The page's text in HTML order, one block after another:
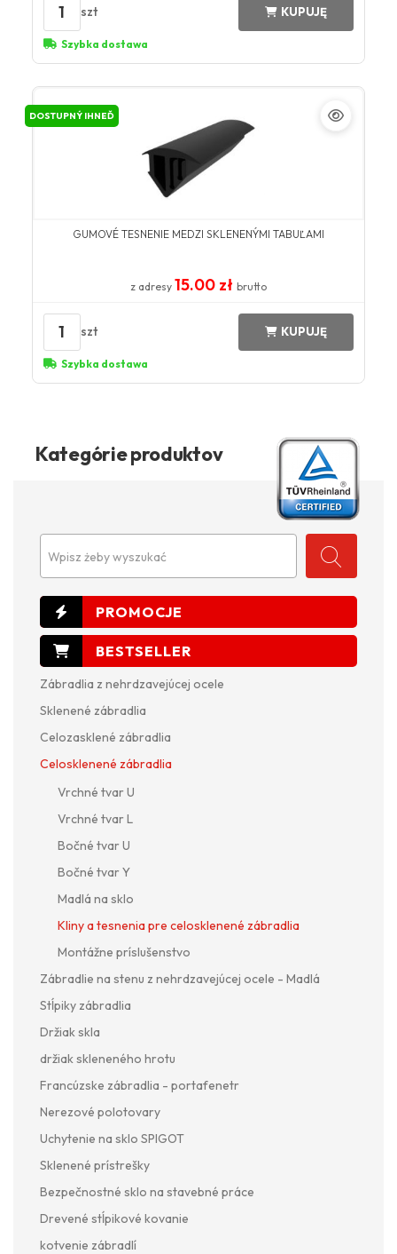
Kategórie produktov
Wpisz żeby wyszukać
Zábradlia z nehrdzavejúcej ocele
Sklenené zábradlia
Celozasklené zábradlia
Celosklenené zábradlia
Vrchné tvar U
Vrchné tvar L
Bočné tvar U
Bočné tvar Y
Madlá na sklo
Kliny a tesnenia pre celosklenené zábradlia
Montážne príslušenstvo
Zábradlie na stenu z nehrdzavejúcej ocele - Madlá
Stĺpiky zábradlia
Držiak skla
držiak skleneného hrotu
Francúzske zábradlia - portafenetr
Nerezové polotovary
Uchytenie na sklo SPIGOT
Sklenené prístrešky
Bezpečnostné sklo na stavebné práce
Drevené stĺpikové kovanie
kotvenie zábradlí
1 szt KUPUJĘ
Szybka dostawa
DOSTUPNÝ IHNEĎ
GUMOVÉ TESNENIE MEDZI SKLENENÝMI TABUĽAMI
z adresy 15.00 zł brutto
1 szt KUPUJĘ
Szybka dostawa